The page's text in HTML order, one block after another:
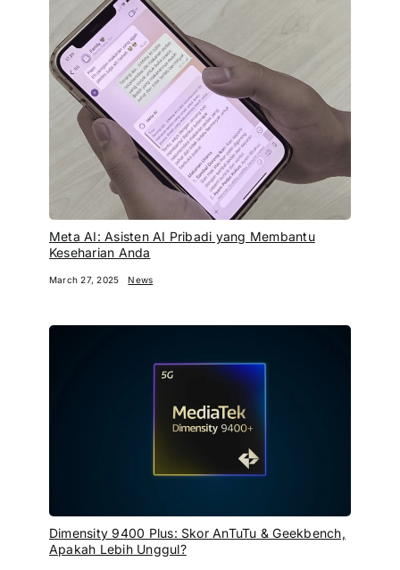
Meta AI: Asisten AI Pribadi yang Membantu
Keseharian Anda
March 27, 2025 News
Dimensity 9400 Plus: Skor AnTuTu & Geekbench,
Apakah Lebih Unggul?